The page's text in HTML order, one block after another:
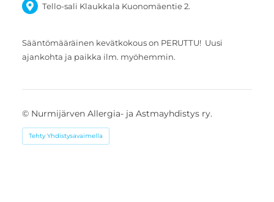
Tello-sali Klaukkala Kuonomäentie 2.
Sääntömääräinen kevätkokous on PERUTTU! Uusi
ajankohta ja paikka ilm. myöhemmin.
© Nurmijärven Allergia- ja Astmayhdistys ry.
Tehty Yhdistysavaimella